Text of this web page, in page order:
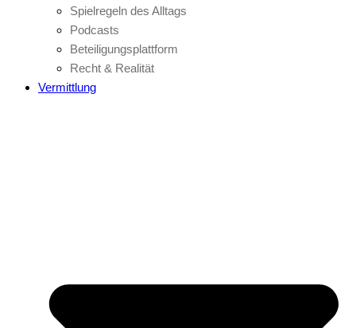
Spielregeln des Alltags
Podcasts
Beteiligungsplattform
Recht & Realität
Vermittlung